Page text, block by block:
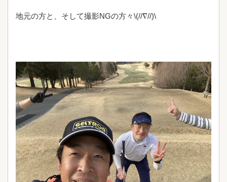
地元の方と、そして撮影NGの方々\(//∇//)\